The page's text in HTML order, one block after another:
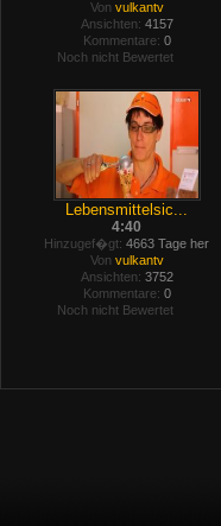
Von vulkantv
Ansichten: 4157
Kommentare: 0
Noch nicht Bewertet
Lebensmittelsic...
4:40
Hinzugef�gt: 4663 Tage her
Von vulkantv
Ansichten: 3752
Kommentare: 0
Noch nicht Bewertet